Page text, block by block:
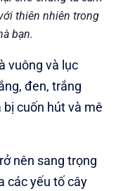
thiên nhiên trong
bạn.
vuông và lục
đen, trắng
cuốn hút và mê
nên sang trọng
các yếu tố cây